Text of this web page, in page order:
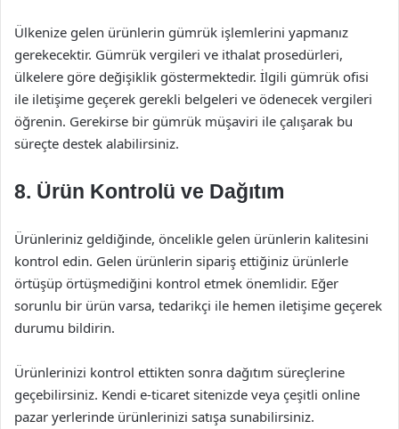
Ülkenize gelen ürünlerin gümrük işlemlerini yapmanız
gerekecektir. Gümrük vergileri ve ithalat prosedürleri,
ülkelere göre değişiklik göstermektedir. İlgili gümrük ofisi
ile iletişime geçerek gerekli belgeleri ve ödenecek vergileri
öğrenin. Gerekirse bir gümrük müşaviri ile çalışarak bu
süreçte destek alabilirsiniz.
8. Ürün Kontrolü ve Dağıtım
Ürünleriniz geldiğinde, öncelikle gelen ürünlerin kalitesini
kontrol edin. Gelen ürünlerin sipariş ettiğiniz ürünlerle
örtüşüp örtüşmediğini kontrol etmek önemlidir. Eğer
sorunlu bir ürün varsa, tedarikçi ile hemen iletişime geçerek
durumu bildirin.
Ürünlerinizi kontrol ettikten sonra dağıtım süreçlerine
geçebilirsiniz. Kendi e-ticaret sitenizde veya çeşitli online
pazar yerlerinde ürünlerinizi satışa sunabilirsiniz.